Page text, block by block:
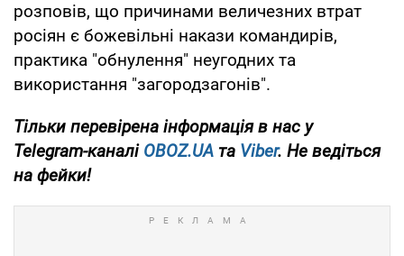
розповів, що причинами величезних втрат
росіян є божевільні накази командирів,
практика "обнулення" неугодних та
використання "загородзагонів".
Тільки перевірена інформація в нас у
Telegram-каналі OBOZ.UA та Viber. Не ведіться
на фейки!